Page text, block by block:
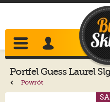
PortfelGuess Laurel
SWSG85 00140 Latte
Powrót